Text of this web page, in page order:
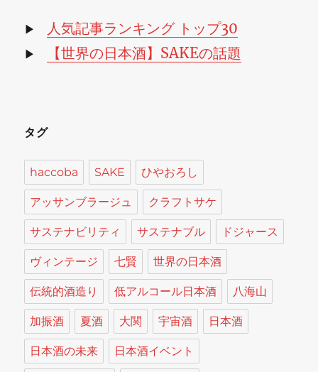
ブ
▶ 人気記事ランキング トップ30
▶ 【世界の日本酒】SAKEの話題
タグ
haccoba SAKE ひやおろし
アッサンブラージュ クラフトサケ
サステナビリティ サステナブル ドジャース
ヴィンテージ 七賢 世界の日本酒
伝統的酒造り 低アルコール日本酒 八海山
加振酒 夏酒 大関 宇宙酒 日本酒
日本酒の未来 日本酒イベント